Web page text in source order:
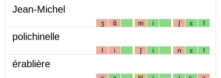
Jean-Michel
ʒ ɑ̃ m i ʃ ɛ l
polichinelle
l i ʃ i n ɛ l
érablière